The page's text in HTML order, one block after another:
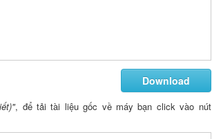
Download
, để tải tài liệu gốc về máy bạn click vào nút